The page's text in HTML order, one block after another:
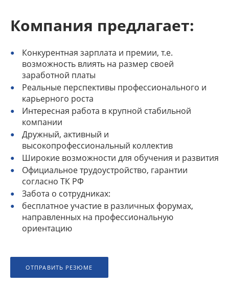
Компания предлагает:
Конкурентная зарплата и премии, т.е.
возможность влиять на размер своей
заработной платы
Реальные перспективы профессионального и
карьерного роста
Интересная работа в крупной стабильной
компании
Дружный, активный и
высокопрофессиональный коллектив
Широкие возможности для обучения и развития
Официальное трудоустройство, гарантии
согласно ТК РФ
Забота о сотрудниках:
бесплатное участие в различных форумах,
направленных на профессиональную
ориентацию
ОТПРАВИТЬ РЕЗЮМЕ